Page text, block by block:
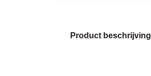
Product beschrijving